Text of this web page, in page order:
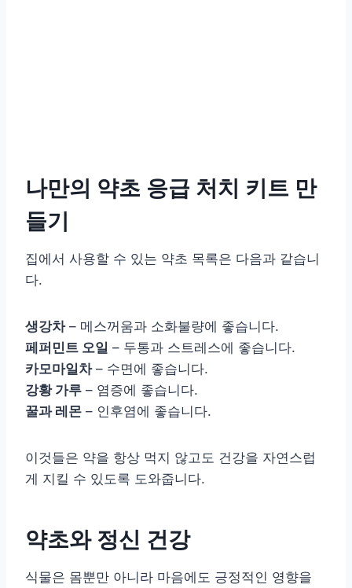
나만의 약초 응급 처치 키트 만
들기
집에서 사용할 수 있는 약초 목록은 다음과 같습니
다.
생강차– 메스꺼움과 소화불량에 좋습니다.
페퍼민트 오일 – 두통과 스트레스에 좋습니다.
카모마일차– 수면에 좋습니다.
강황 가루 – 염증에 좋습니다.
꿀과 레몬 – 인후염에 좋습니다.
이것들은 약을 항상 먹지 않고도 건강을 자연스럽
게 지킬 수 있도록 도와줍니다.
약초와 정신 건강
식물은 몸뿐만 아니라 마음에도 긍정적인 영향을